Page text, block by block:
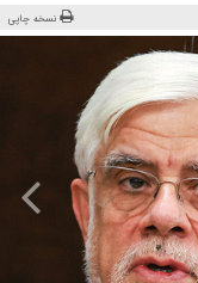
نسخه چاپی